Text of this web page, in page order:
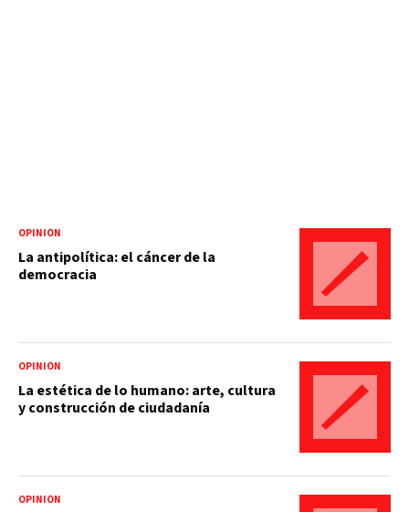
OPINIÓN
La antipolítica: el cáncer de la
democracia
OPINIÓN
La estética de lo humano: arte, cultura
y construcción de ciudadanía
OPINIÓN